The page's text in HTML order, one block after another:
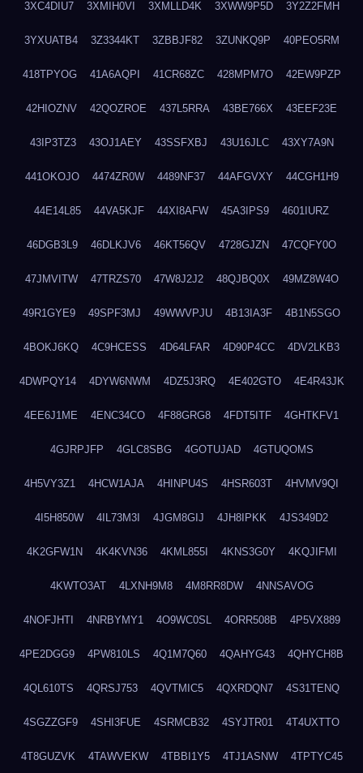
3XC4DIU7 3XMIH0VI 3XMLLD4K 3XWW9P5D 3Y2Z2FMH
3YXUATB4 3Z3344KT 3ZBBJF82 3ZUNKQ9P 40PEO5RM
418TPYOG 41A6AQPI 41CR68ZC 428MPM7O 42EW9PZP
42HIOZNV 42QOZROE 437L5RRA 43BE766X 43EEF23E
43IP3TZ3 43OJ1AEY 43SSFXBJ 43U16JLC 43XY7A9N
441OKOJO 4474ZR0W 4489NF37 44AFGVXY 44CGH1H9
44E14L85 44VA5KJF 44XI8AFW 45A3IPS9 4601IURZ
46DGB3L9 46DLKJV6 46KT56QV 4728GJZN 47CQFY0O
47JMVITW 47TRZS70 47W8J2J2 48QJBQ0X 49MZ8W4O
49R1GYE9 49SPF3MJ 49WWVPJU 4B13IA3F 4B1N5SGO
4BOKJ6KQ 4C9HCESS 4D64LFAR 4D90P4CC 4DV2LKB3
4DWPQY14 4DYW6NWM 4DZ5J3RQ 4E402GTO 4E4R43JK
4EE6J1ME 4ENC34CO 4F88GRG8 4FDT5ITF 4GHTKFV1
4GJRPJFP 4GLC8SBG 4GOTUJAD 4GTUQOMS
4H5VY3Z1 4HCW1AJA 4HINPU4S 4HSR603T 4HVMV9QI
4I5H850W 4IL73M3I 4JGM8GIJ 4JH8IPKK 4JS349D2
4K2GFW1N 4K4KVN36 4KML855I 4KNS3G0Y 4KQJIFMI
4KWTO3AT 4LXNH9M8 4M8RR8DW 4NNSAVOG
4NOFJHTI 4NRBYMY1 4O9WC0SL 4ORR508B 4P5VX889
4PE2DGG9 4PW810LS 4Q1M7Q60 4QAHYG43 4QHYCH8B
4QL610TS 4QRSJ753 4QVTMIC5 4QXRDQN7 4S31TENQ
4SGZZGF9 4SHI3FUE 4SRMCB32 4SYJTR01 4T4UXTTO
4T8GUZVK 4TAWVEKW 4TBBI1Y5 4TJ1ASNW 4TPTYC45